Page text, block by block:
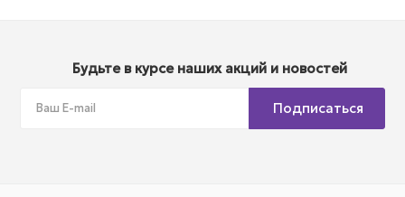
Будьте в курсе наших акций и новостей
Подписаться